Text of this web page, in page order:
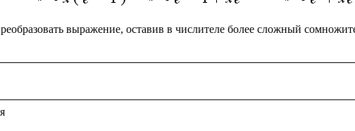
выражение, оставив в числителе более сложный